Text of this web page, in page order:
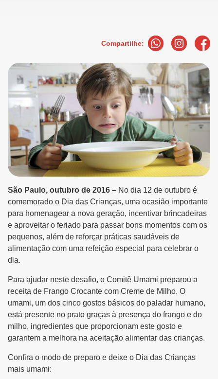
Compartilhe:
São Paulo, outubro de 2016 – No dia 12 de outubro é
comemorado o Dia das Crianças, uma ocasião importante
para homenagear a nova geração, incentivar brincadeiras
e aproveitar o feriado para passar bons momentos com os
pequenos, além de reforçar práticas saudáveis de
alimentação com uma refeição especial para celebrar o
dia.
Para ajudar neste desafio, o Comitê Umami preparou a
receita de Frango Crocante com Creme de Milho. O
umami, um dos cinco gostos básicos do paladar humano,
está presente no prato graças à presença do frango e do
milho, ingredientes que proporcionam este gosto e
garantem a melhora na aceitação alimentar das crianças.
Confira o modo de preparo e deixe o Dia das Crianças
mais umami: